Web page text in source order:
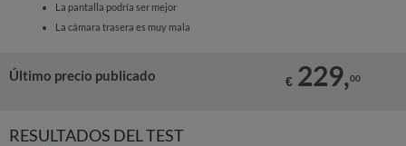
La pantalla podría ser mejor
La cámara trasera es muy mala
Último precio publicado € 229,00
RESULTADOS DEL TEST